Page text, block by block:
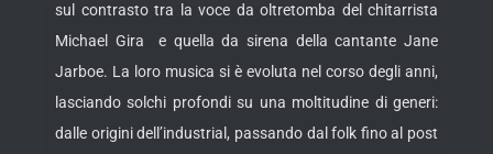
sul contrasto tra la voce da oltretomba del chitarrista
Michael Gira e quella da sirena della cantante Jane
Jarboe. La loro musica si è evoluta nel corso degli anni,
lasciando solchi profondi su una moltitudine di generi:
dalle origini dell’industrial, passando dal folk fino al post